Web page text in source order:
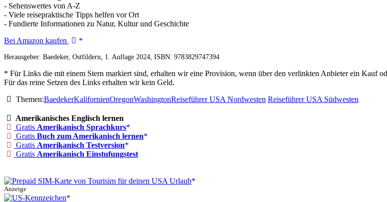
- Sehenswertes von A-Z
- Viele reisepraktische Tipps helfen vor Ort
- Fundierte Informationen zu Natur, Kultur und Geschichte
Baedeker
USA
Bei Amazon kaufen
Herausgeber: Baedeker, Ostfildern, 1. Auflage 2024, ISBN: 9783829747394
* Für Links die mit einem Stern markiert sind, erhalten wir eine Provision, wenn über den verlinkten Anbieter ein Kauf
Für das reine Setzen des Links erhalten wir kein Geld.
Themen:BaedekerKalifornienOregonWashingtonReiseführer USA Nordwesten Reiseführer USA Südwesten
Amerikanisches Englisch lernen
Gratis Amerikanisch Sprachkurs
Gratis Buch zum Amerikanisch lernen
Gratis Amerikanisch Testversion
Gratis Amerikanisch Einstufungstest
Anzeige